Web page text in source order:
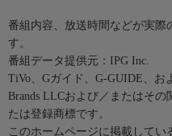
番組内容、放送時間などが実際
す。
番組データ提供元：IPG Inc.
TiVo、Gガイド、G-GUIDE、お
Brands LLCおよび／またはそ
たは登録商標です。
このホームページに掲載して